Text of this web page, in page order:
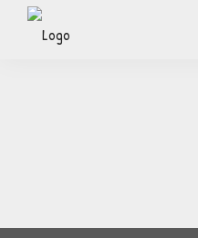
ACTUALITÉS